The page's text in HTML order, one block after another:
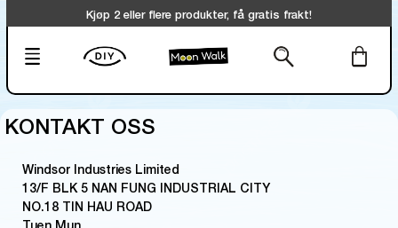
Kjøp 2 eller flere produkter, få gratis frakt!
KONTAKT OSS
Windsor Industries Limited
13/F BLK 5 NAN FUNG INDUSTRIAL CITY
NO.18 TIN HAU ROAD
Tuen Mun